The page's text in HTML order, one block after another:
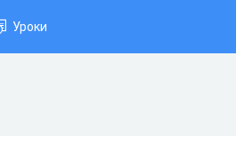
Уроки